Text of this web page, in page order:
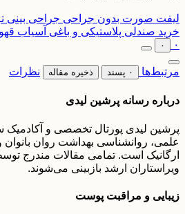
لیفت صورت بدون جراحی جراحی بینی
خرید صندلی پلاستیکی و باغی آسیاب
۰
۰
مرتبط‌ها ۰ پسند ذخیره مقاله نظرات
درباره رسانه پرشین لیدی
پرشین لیدی پورتال تخصصی و آکادمیک
علمی، روانشناسی بهداشت روان بانوان
ارگانیک است. تمامی مقالات مندرج
ویراستاران ارشد بازبینی می‌شوند.
زیبایی و مراقبت پوست